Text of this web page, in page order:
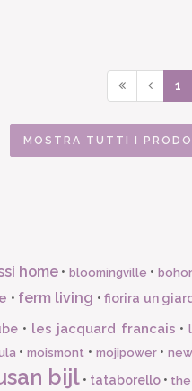
1
MOSTRA TUTTI I
home • bloomingville •
• ferm living •fiorira un
• les jacquard francais •
•moismont • mojipower•
bijl • tataborello • the